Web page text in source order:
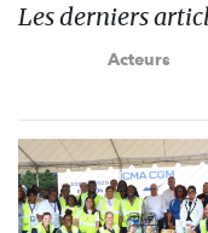
Les derniers
Acteurs